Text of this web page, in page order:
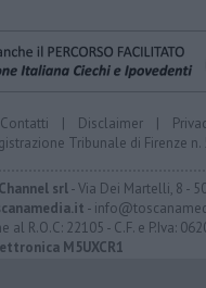
Contatti | Disclaimer |
Tribunale di Firenze
srl- Via Dei Martelli, 8 -
-
al R.O.C: 22105 - C.F. e P.Iva:
M5UXCR1